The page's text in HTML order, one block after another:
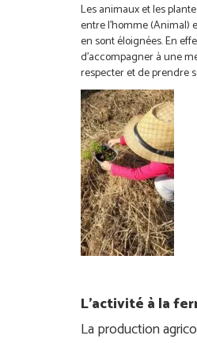
Les animaux et les
entre l’homme (Animal)
en sont éloignées. En
d’accompagner à une
respecter et de prendre
L’activité à la
La production